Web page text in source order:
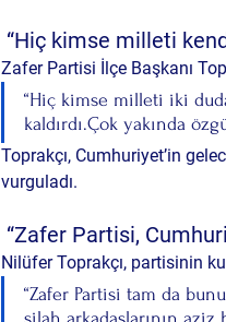
“Hiç kimse milleti
Zafer Partisi İlçe Başkanı
“Hiç kimse milleti iki
kaldırdı.Çok yakında
Toprakçı, Cumhuriyet’in
vurguladı.
“Zafer Partisi,
Nilüfer Toprakçı, partisinin
“Zafer Partisi tam da